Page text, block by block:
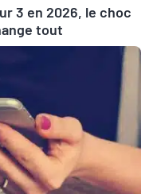
3 en 2026, le choc
tout